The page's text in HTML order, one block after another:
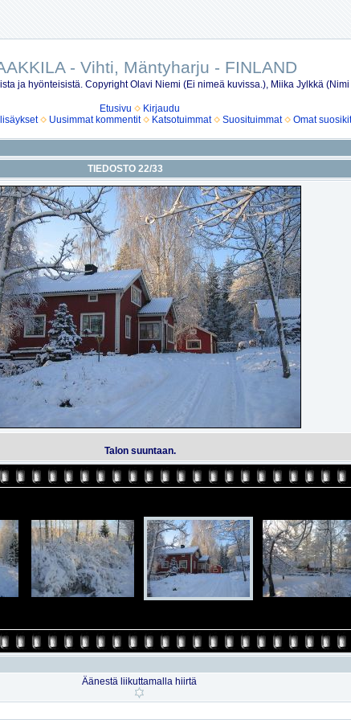
- Vihti, Mäntyharju - FINLAND
ja hyönteisistä. Copyright Olavi Niemi (Ei nimeä kuvissa.), Miika Jylkkä
Etusivu
Kirjaudu
Uusimmat kommentit Katsotuimmat Suosituimmat Omat suosikit
TIEDOSTO 22/33
Talon suuntaan.
Äänestä liikuttamalla hiirtä